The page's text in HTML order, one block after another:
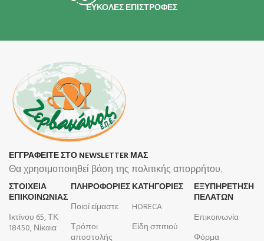
ΕΥΚΟΛΕΣ ΕΠΙΣΤΡΟΦΕΣ
ΕΓΓΡΑΦΕΙΤΕ ΣΤΟ NEWSLETTER ΜΑΣ
Θα χρησιμοποιηθεί βάση της πολιτικής απορρήτου.
ΣΤΟΙΧΕΙΑ
ΕΠΙΚΟΙΝΩΝΙΑΣ
Ικτίνου 65, ΤΚ
18450, Νίκαια
ΠΛΗΡΟΦΟΡΊΕΣ
Ποιοί είμαστε
Τρόποι
αποστολής
ΚΑΤΗΓΟΡΙΕΣ
HORECA
Είδη σπιτιού
ΕΞΥΠΗΡΕΤΗΣΗ
ΠΕΛΑΤΩΝ
Επικοινωνία
Φόρμα